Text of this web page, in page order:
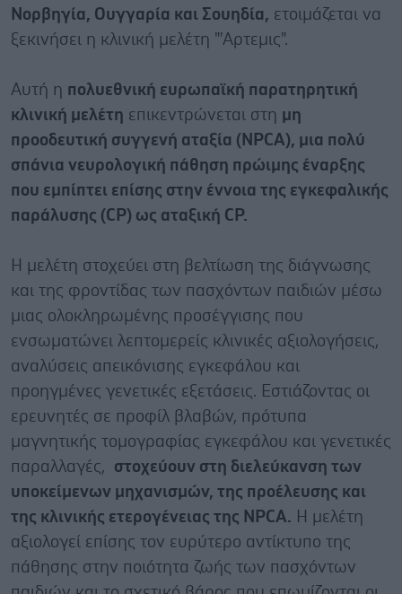
Νορβηγία, Ουγγαρία και Σουηδία, ετοιμάζεται να
ξεκινήσει η κλινική μελέτη "'Αρτεμις".
Αυτή η πολυεθνική ευρωπαϊκή παρατηρητική
κλινική μελέτη επικεντρώνεται στη μη
προοδευτική συγγενή αταξία (NPCA), μια πολύ
σπάνια νευρολογική πάθηση πρώιμης έναρξης
που εμπίπτει επίσης στην έννοια της εγκεφαλικής
παράλυσης (CP) ως αταξική CP.
Η μελέτη στοχεύει στη βελτίωση της διάγνωσης
και της φροντίδας των πασχόντων παιδιών μέσω
μιας ολοκληρωμένης προσέγγισης που
ενσωματώνει λεπτομερείς κλινικές αξιολογήσεις,
αναλύσεις απεικόνισης εγκεφάλου και
προηγμένες γενετικές εξετάσεις. Εστιάζοντας οι
ερευνητές σε προφίλ βλαβών, πρότυπα
μαγνητικής τομογραφίας εγκεφάλου και γενετικές
παραλλαγές, στοχεύουν στη διελεύκανση των
υποκείμενων μηχανισμών, της προέλευσης και
της κλινικής ετερογένειας της NPCA. Η μελέτη
αξιολογεί επίσης τον ευρύτερο αντίκτυπο της
πάθησης στην ποιότητα ζωής των πασχόντων